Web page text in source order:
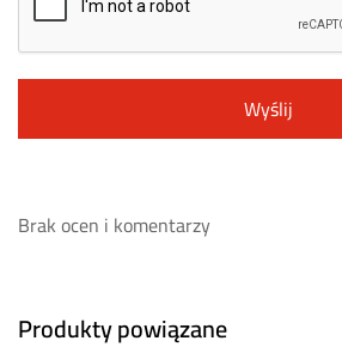
Brak ocen i komentarzy
Produkty powiązane